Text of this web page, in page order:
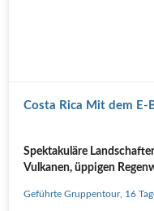
Costa Rica Mit dem E-
Spektakuläre
Vulkanen, üppigen
Geführte Gruppentour, 16